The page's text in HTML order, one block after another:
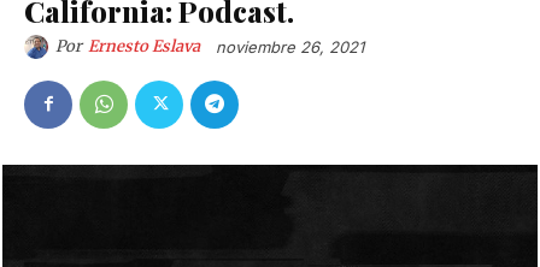
California: Podcast.
Por Ernesto Eslava noviembre 26, 2021